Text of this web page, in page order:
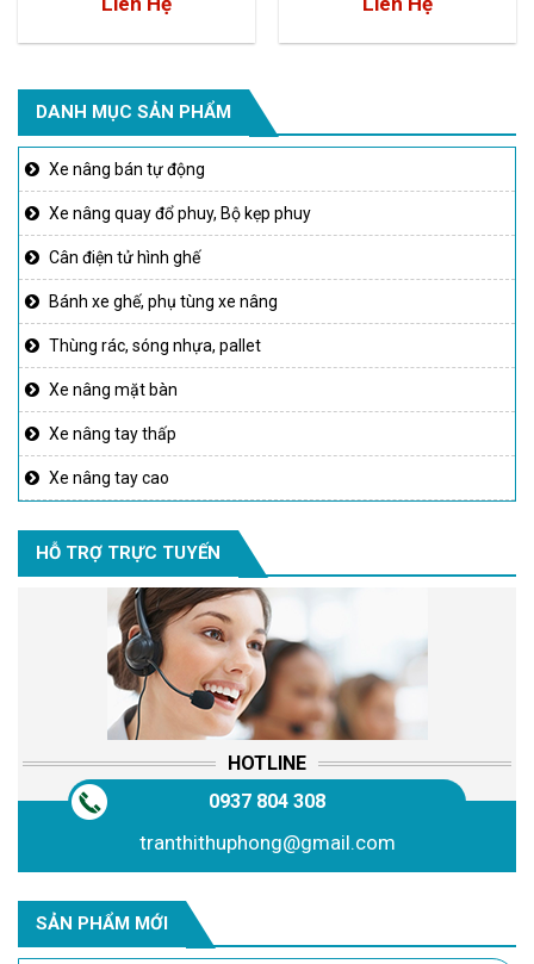
DANH MỤC SẢN PHẨM
Xe nâng bán tự động
Xe nâng quay đổ phuy, Bộ kẹp phuy
Cân điện tử hình ghế
Bánh xe ghế, phụ tùng xe nâng
Thùng rác, sóng nhựa, pallet
Xe nâng mặt bàn
Xe nâng tay thấp
Xe nâng tay cao
HỖ TRỢ TRỰC TUYẾN
HOTLINE
0937 804 308
tranthithuphong@gmail.com
SẢN PHẨM MỚI